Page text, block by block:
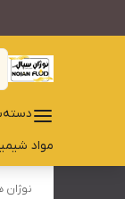
مواد
نوژان